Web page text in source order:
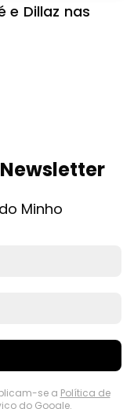
e Dillaz nas
Minho
se a Política de
do Google.